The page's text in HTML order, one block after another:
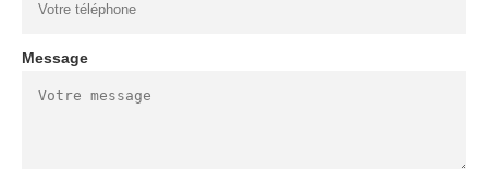
Message